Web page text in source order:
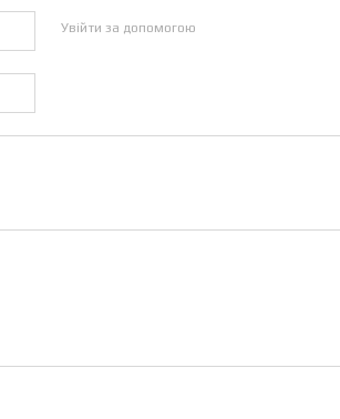
Увійти за допомогою